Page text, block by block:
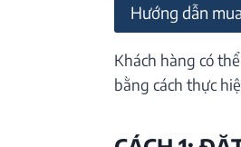
Hướng dẫn
Khách hàng có
bằng cách thực